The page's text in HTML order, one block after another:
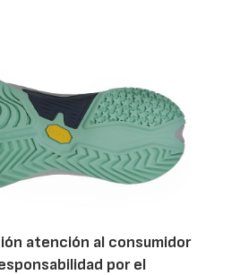
atención al consumidor
por el